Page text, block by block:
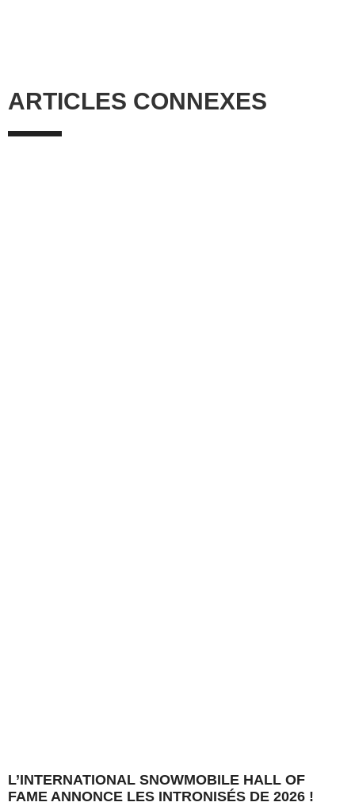
ARTICLES CONNEXES
L’INTERNATIONAL SNOWMOBILE HALL OF
FAME ANNONCE LES INTRONISÉS DE 2026 !